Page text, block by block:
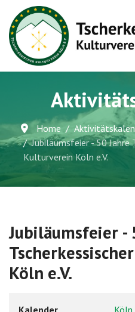
Home
Jubiläumsfeier - 50 Jahre
Kulturverein Köln e.V.
Jubiläumsfeier -
Köln e.V.
Kalender
Köln